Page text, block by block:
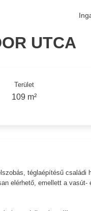
UTCA
Terület
109 m²
téglaépítésű családi
elérhető, emellett a vasút-